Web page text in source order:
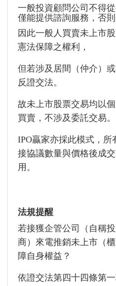
一般投資顧問公司不得
僅能提供諮詢服務，否
因此一般人買賣未上市
憲法保障之權利，
但若涉及居間（仲介）
反證交法。
故未上市股票交易均以
買賣，不涉及委託交易。
IPO贏家亦採此模式，所
接協議數量與價格後成
用。
法規提醒
若接獲企管公司（自稱
商）來電推銷未上市（
障自身權益？
依證交法第四十四條第